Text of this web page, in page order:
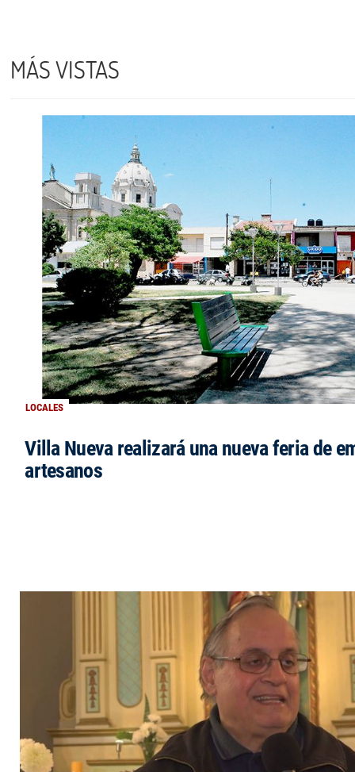
MÁS VISTAS
LOCALES
Villa Nueva realizará una nueva feria de
artesanos